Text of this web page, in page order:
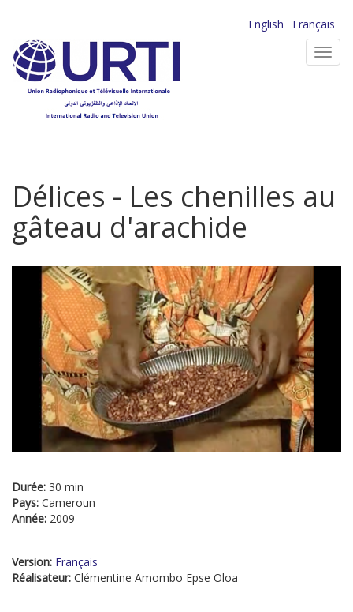
contenu
principal
English
Français
Délices - Les chenilles au
gâteau d'arachide
Durée: 30 min
Pays: Cameroun
Année: 2009
Version: Français
Réalisateur: Clémentine Amombo Epse Oloa